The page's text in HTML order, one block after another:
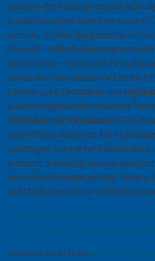
direkt in der Behörde erstellt oder
medienbruchfrei über eine sichere
werden. In allen Bürgerbüros
(PointID -
BiometricGo - Handy der Firma
denen die Fotos direkt vor Ort für 6
können auch Lichtbilder von
anderen registrierten
Lichtbilder für Kleinkinder: Das
vielen Fällen direkt vor Ort
anfertigen. Gerade bei Kleinkindern
mitunter schwierig sein, ein
den Anforderungen genügt. Unsere
Lichtbilder bereits im Vorfeld bei
Fotografensuche über alfo-
Informationen der
Schauen Sie sich das Video über